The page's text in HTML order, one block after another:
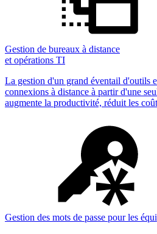
Gestion de bureaux à distance
et opérations TI
La gestion d'un grand éventail d'outils
connexions à distance à partir d'une
augmente la productivité, réduit les
Gestion des mots de passe pour les